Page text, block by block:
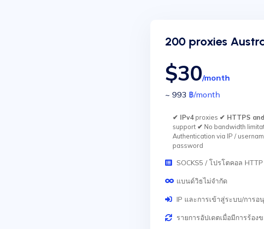
200 proxies
$30/month
~ 993 ฿/month
✔ IPv4proxies ✔ HTTPS and
support ✔ No bandwidth
Authentication via IP /
password
SOCKS5 / โปรโตคอล HTTP
แบนด์วิธไม่จำกัด
IP และการเข้าสู่ระบบ/การ
รายการอัปเดตเมื่อมีการร้อง